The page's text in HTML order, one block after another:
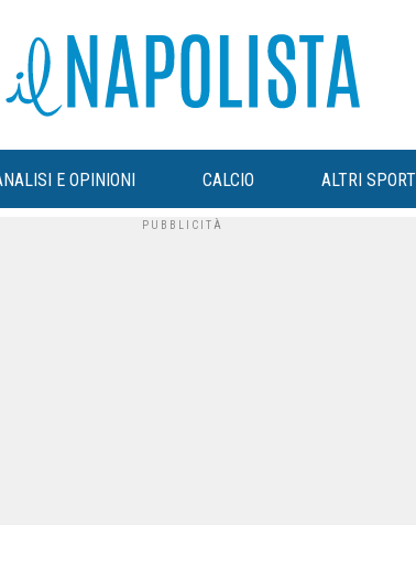
E OPINIONI CALCIO ALTRI SPORT